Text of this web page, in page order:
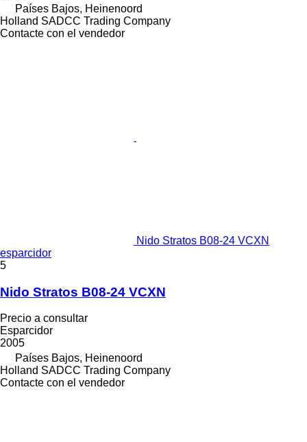
Países Bajos, Heinenoord
Holland SADCC Trading Company
Contacte con el vendedor
Nido Stratos B08-24 VCXN
esparcidor
5
Nido Stratos B08-24 VCXN
Precio a consultar
Esparcidor
2005
Países Bajos, Heinenoord
Holland SADCC Trading Company
Contacte con el vendedor